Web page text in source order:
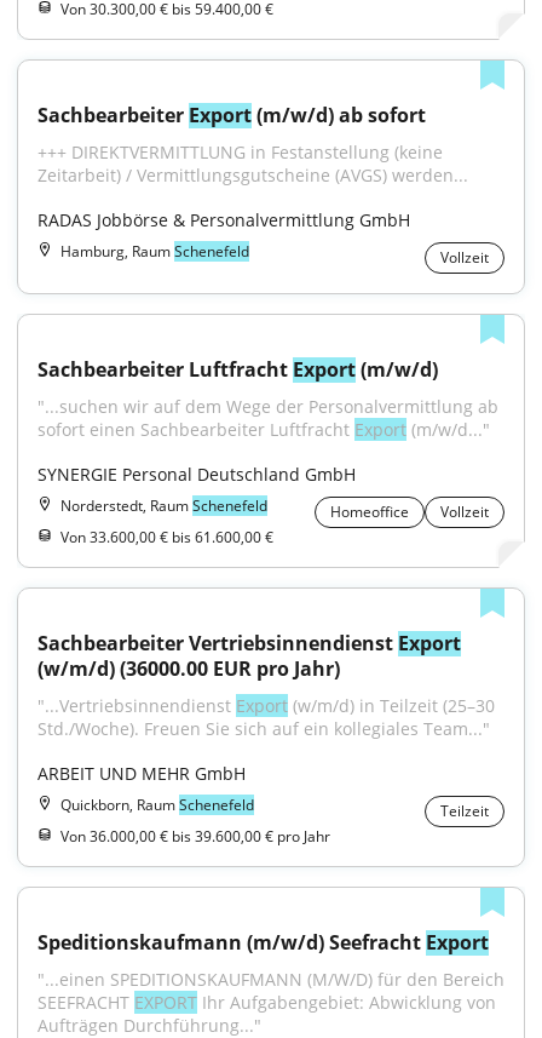
Von 30.300,00 € bis 59.400,00 €
Sachbearbeiter Export (m/w/d) ab sofort
+++ DIREKTVERMITTLUNG in Festanstellung (keine
Zeitarbeit) / Vermittlungsgutscheine (AVGS) werden...
RADAS Jobbörse & Personalvermittlung GmbH
Hamburg, RaumSchenefeld Vollzeit
Sachbearbeiter Luftfracht Export (m/w/d)
"...suchen wir auf dem Wege der Personalvermittlung ab
sofort einen Sachbearbeiter Luftfracht Export (m/w/d..."
SYNERGIE Personal Deutschland GmbH
Norderstedt, RaumSchenefeld Homeoffice
Vollzeit
Von 33.600,00 € bis 61.600,00 €
Sachbearbeiter Vertriebsinnendienst Export
(w/m/d) (36000.00 EUR pro Jahr)
"...Vertriebsinnendienst Export (w/m/d) in Teilzeit (25–30
Std./Woche). Freuen Sie sich auf ein kollegiales Team..."
ARBEIT UND MEHR GmbH
Quickborn, RaumSchenefeld
Teilzeit
Von 36.000,00 € bis 39.600,00 € pro Jahr
Speditionskaufmann (m/w/d) Seefracht Export
"...einen SPEDITIONSKAUFMANN (M/W/D) für den Bereich
SEEFRACHT EXPORT Ihr Aufgabengebiet: Abwicklung von
Aufträgen Durchführung..."